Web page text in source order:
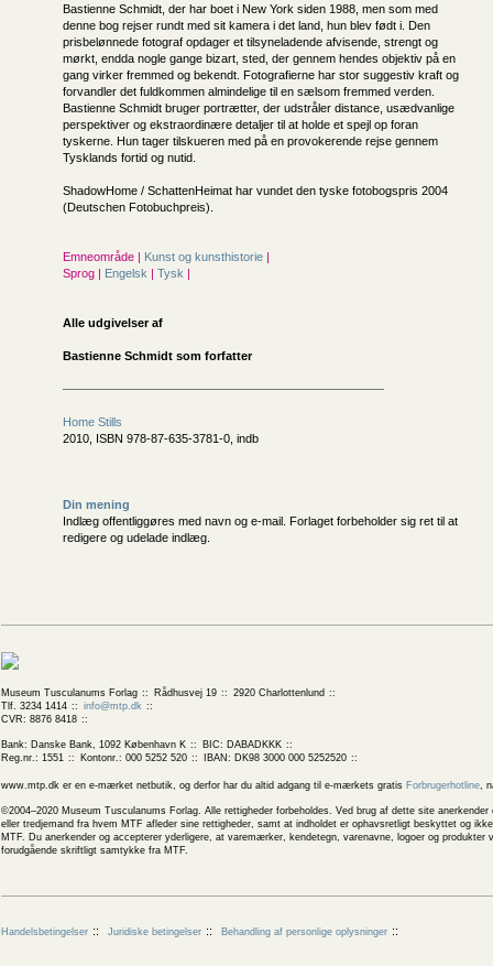
Bastienne Schmidt, der har boet i New York siden 1988, men som med
denne bog rejser rundt med sit kamera i det land, hun blev født i. Den
prisbelønnede fotograf opdager et tilsyneladende afvisende, strengt og
mørkt, endda nogle gange bizart, sted, der gennem hendes objektiv på en
gang virker fremmed og bekendt. Fotografierne har stor suggestiv kraft og
forvandler det fuldkommen almindelige til en sælsom fremmed verden.
Bastienne Schmidt bruger portrætter, der udstråler distance, usædvanlige
perspektiver og ekstraordinære detaljer til at holde et spejl op foran
tyskerne. Hun tager tilskueren med på en provokerende rejse gennem
Tysklands fortid og nutid.
ShadowHome / SchattenHeimat har vundet den tyske fotobogspris 2004
(Deutschen Fotobuchpreis).
Emneområde | Kunst og kunsthistorie |
Sprog | Engelsk | Tysk |
Alle udgivelser af
Bastienne Schmidt som forfatter
Home Stills
2010, ISBN 978-87-635-3781-0, indb
Din mening
Indlæg offentliggøres med navn og e-mail. Forlaget forbeholder sig ret til at
redigere og udelade indlæg.
Museum Tusculanums Forlag Rådhusvej 19
2920 Charlottenlund
Tlf. 3234 1414
info@mtp.dk
CVR: 8876 8418
Bank: Danske Bank, 1092 København K
BIC: DABADKKK
Reg.nr.: 1551
Kontonr.: 000 5252 520 IBAN: DK98 3000 000 5252520
www.mtp.dk er en e-mærket netbutik, og derfor har du altid adgang til e-mærkets gratis Forbrugerhotline,
©2004–2020 Museum Tusculanums Forlag. Alle rettigheder forbeholdes. Ved brug af dette site
eller tredjemand fra hvem MTF afleder sine rettigheder, samt at indholdet er ophavsretligt beskyttet og
MTF. Du anerkender og accepterer yderligere, at varemærker, kendetegn, varenavne, logoer og
forudgående skriftligt samtykke fra MTF.
Handelsbetingelser Juridiske betingelser Behandling af personlige oplysninger